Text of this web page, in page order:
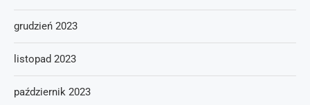
grudzień 2023
listopad 2023
październik 2023